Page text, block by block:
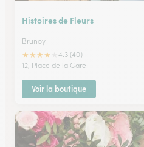
Histoires de Fleurs
Brunoy
★★★★
4.3 (40)
12, Place de la Gare
Voir la boutique